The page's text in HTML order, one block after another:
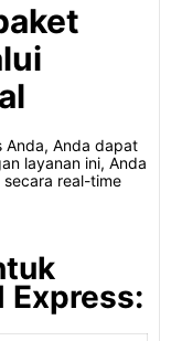
Anda, Anda dapat
layanan ini, Anda
real-time
Express: